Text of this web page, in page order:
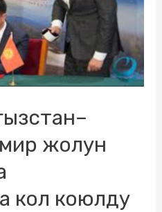
жолун
кол коюлду